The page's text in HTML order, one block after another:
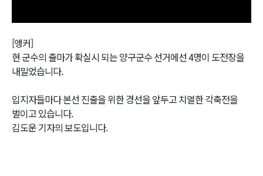
[앵커]
현 군수의 출마가 확실시 되는 양구군수 선거에선 4명이 도전장을
내밀었습니다.
입지자들마다 본선 진출을 위한 경선을 앞두고 치열한 각축전을
벌이고 있습니다.
김도운 기자의 보도입니다.